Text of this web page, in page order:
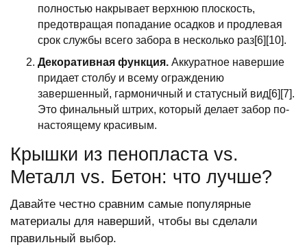
полностью накрывает верхнюю плоскость,
предотвращая попадание осадков и продлевая
срок службы всего забора в несколько раз[6][10].
Декоративная функция. Аккуратное навершие
придает столбу и всему ограждению
завершенный, гармоничный и статусный вид[6][7].
Это финальный штрих, который делает забор по-
настоящему красивым.
Крышки из пенопласта vs.
Металл vs. Бетон: что лучше?
Давайте честно сравним самые популярные
материалы для наверший, чтобы вы сделали
правильный выбор.